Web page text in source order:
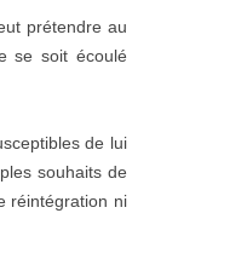
prétendre au
se soit écoulé
de lui
souhaits de
réintégration ni